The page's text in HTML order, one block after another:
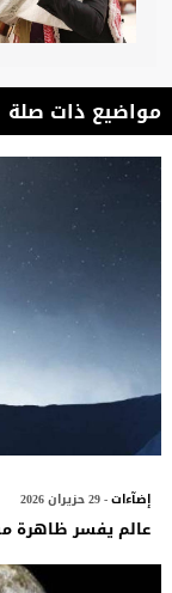
مواضيع ذات صلة
إضآءات- 29 حزيران 2026
عالم يفسر ظاهرة